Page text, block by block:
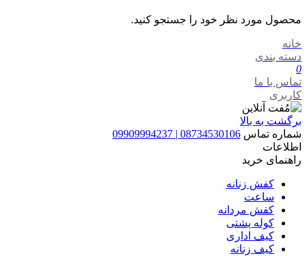
محصول مورد نظر خود را جستجو کنید.
خانه
دسته بندی
0
تماس با ما
کاربری
برگشت به بالا
شماره تماس 08734530106 | 09909994237
اطلاعات
راهنمای خرید
کفش زنانه
ساعت
کفش مردانه
کوله پشتی
کیف اداری
کیف زنانه